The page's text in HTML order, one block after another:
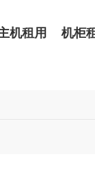
机租用 机柜